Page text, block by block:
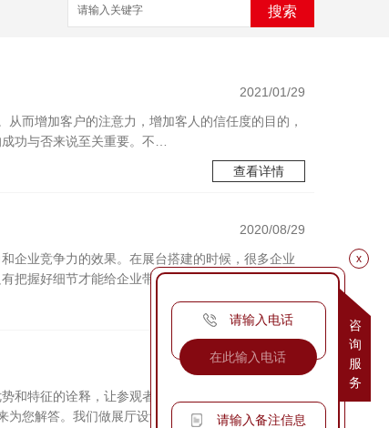
搜索
2021/01/29
而增加客户的注意力，增加客人的信任度的目的，
功与否来说至关重要。不…
查看详情
2020/08/29
企业竞争力的效果。在展台搭建的时候，很多企业
把握好细节才能给企业带来…
2020/07/28
和特征的诠释，让参观者了解其功能和价值，然后
为您解答。我们做展厅设计…
x
咨
询
服
务
请输入电话
请输入备注信息